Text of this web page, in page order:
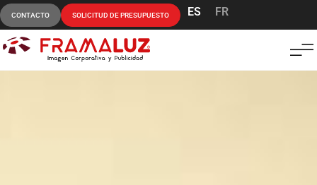
CONTACTO SOLICITUD DE PRESUPUESTO ES FR